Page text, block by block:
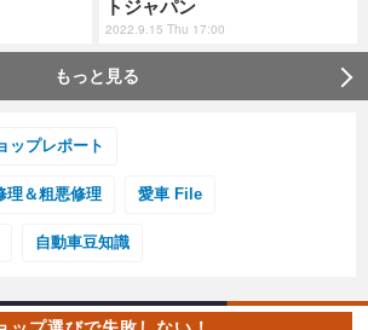
トジャパン
2022.9.15 Thu 17:00
もっと見る
ップレポート
理＆粗悪修理 愛車 File
自動車豆知識